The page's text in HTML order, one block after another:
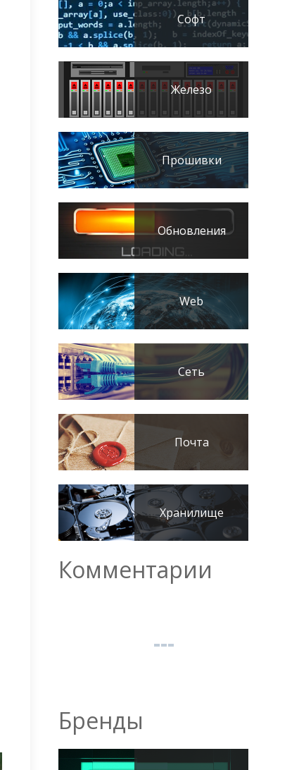
Софт
Железо
Прошивки
Обновления
Web
Сеть
Почта
Хранилище
Комментарии
Бренды